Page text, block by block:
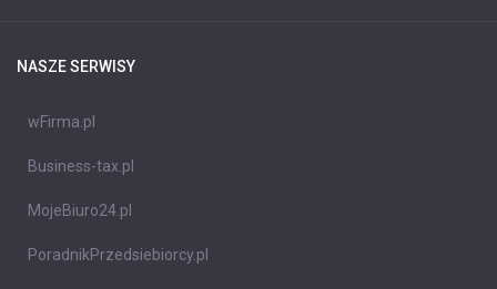
NASZE SERWISY
wFirma.pl
Business-tax.pl
MojeBiuro24.pl
PoradnikPrzedsiebiorcy.pl